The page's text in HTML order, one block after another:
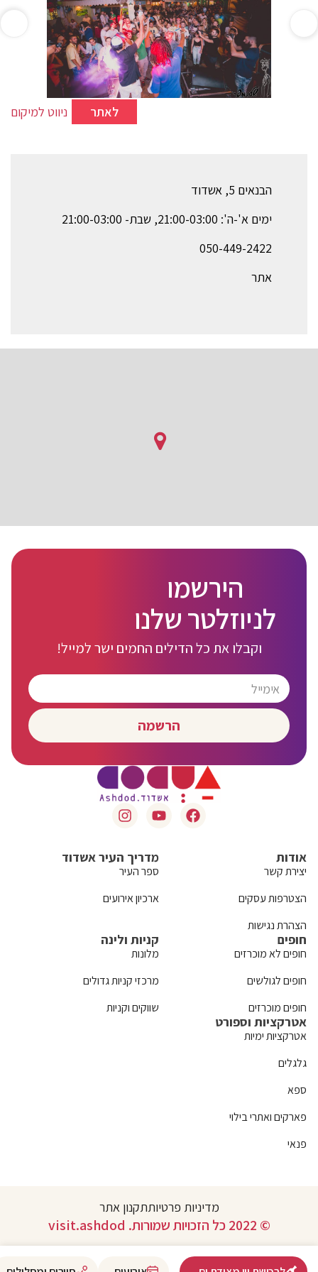
לאתר ניווט למיקום
הבנאים 5, אשדוד
ימים א'-ה': 21:00-03:00, שבת- 21:00-03:00
050-449-2422
אתר
הירשמו
לניוזלטר שלנו
וקבלו את כל הדילים החמים ישר למייל!
הרשמה
אודות
יצירת קשר
הצטרפות עסקים
הצהרת נגישות
מדריך העיר אשדוד
ספר העיר
ארכיון אירועים
חופים
חופים לא מוכרזים
חופים לגולשים
חופים מוכרזים
קניות ולינה
מלונות
מרכזי קניות גדולים
שווקים וקניות
אטרקציות וספורט
אטרקציות ימיות
גלגלים
ספא
פארקים ואתרי בילוי
פנאי
מדיניות פרטיותתקנון אתר
© 2022 כל הזכויות שמורות. visit.ashdod